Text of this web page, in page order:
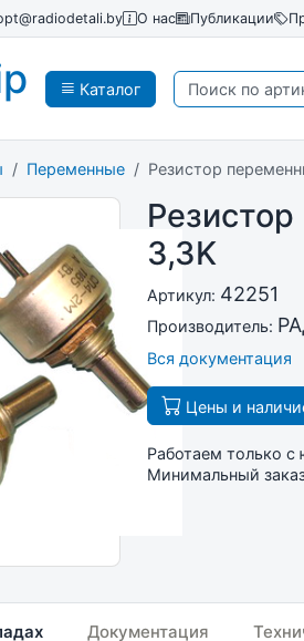
О нас Публикации
Каталог
Переменные Резистор
3,3K
Артикул: 42251
Производитель:
Вся документация
Цены и
Работаем только
Минимальный
Документация